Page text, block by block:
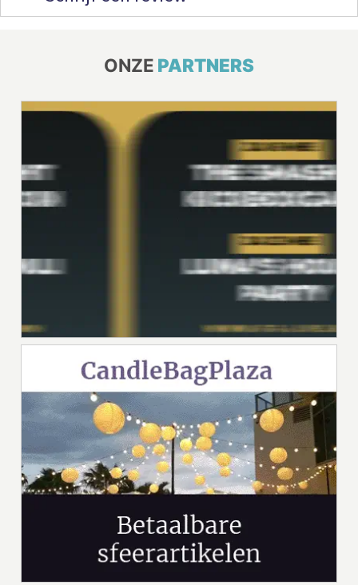
ONZE PARTNERS